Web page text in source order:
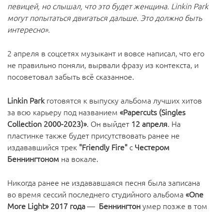
певицей, но слышал, что это будет женщина. Linkin Park
могут попытаться двигаться дальше. Это должно быть
интересно».
2 апреля в соцсетях музыкант и вовсе написал, что его
не правильно поняли, вырвали фразу из контекста, и
посоветовал забыть всё сказанное.
Linkin Parkготовятся к выпуску альбома лучших хитов
за всю карьеру под названием «Papercuts (Singles
Collection 2000-2023)». Он выйдет 12 апреля. На
пластинке также будет присутствовать ранее не
издававшийся трек "Friendly Fire" с Честером
Беннингтоном на вокале.
Никогда ранее не издававшаяся песня была записана
во время сессий последнего студийного альбома «One
More Light» 2017 года— Беннингтонумер позже в том